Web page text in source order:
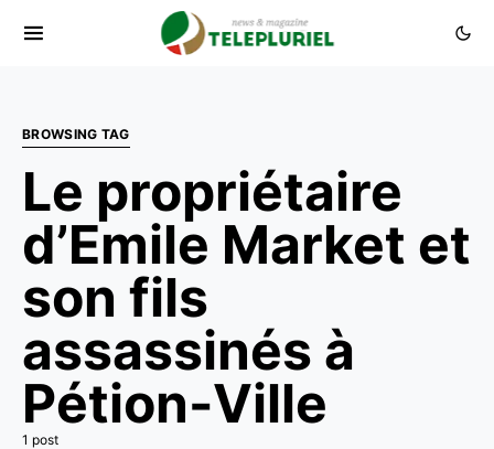
BROWSING TAG
Le propriétaire
d’Emile Market et
son fils
assassinés à
Pétion-Ville
1 post